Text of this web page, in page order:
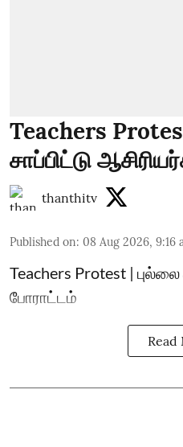
Teachers
சாப்பிட்டு
thanthitv
Published on: 08 Aug 2026, 9:16
Teachers Protest |
போராட்டம்
Read